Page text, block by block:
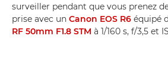
surveiller pendant que vous prenez
prise avec un Canon EOS R6 équipé
RF 50mm F1.8 STM à 1/160 s, f/3,5 et